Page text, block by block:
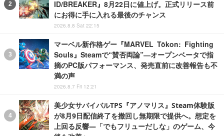
ID/BREAKER』8月22日に値上げ。正式リリース前
にお得に手に入れる最後のチャンス
2026.8.8 Sat 22:15
マーベル新作格ゲー『MARVEL Tōkon: Fighting
Souls』Steamで“賛否両論”―オープンベータで指
摘のPC版パフォーマンス、発売直前に改善報告も不
満の声
2026.8.7 Fri 12:21
美少女サバイバルTPS『アノマリス』Steam体験版
が8月9日配信終了を撤回し無期限で提供へ。想定を
上回る反響―「でもフリューだしな」のゲーム、今